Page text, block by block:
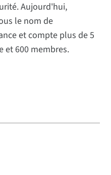
Aujourd'hui,
le nom de
et compte plus de 5
et 600 membres.